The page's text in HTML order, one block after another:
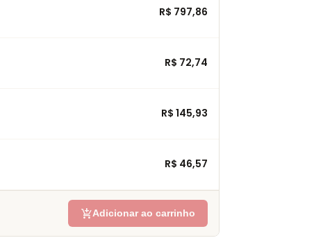
R$ 797,86
R$ 72,74
R$ 145,93
R$ 46,57
add_shopping_cartAdicionar ao carrinho